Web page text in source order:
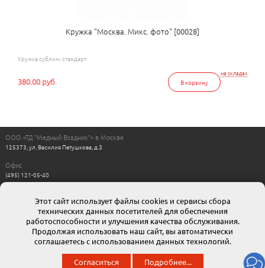
Кружка "Москва. Микс. фото" [00028]
Кружка сублим. стандарт
на складах
В корзину
380.00 руб
ООО «ТД "Медный Всадник"» в Москве
125373, ул. Василия Петушкова, д.3
Офис
(495) 121-05-40
Пн-Пт с 11:00 до 17:00
Интернет магазин
8-800-511-00-88
г. Москва: moskow@mvsadnik.ru
г. Санкт-Петербург: esales@mvsadnik.ru
© 2013 ООО ТД «Медный всадник». Мы представляем широчайший ассортимент полиграфической
Этот сайт использует файлы cookies и сервисы сбора
технических данных посетителей для обеспечения
работоспособности и улучшения качества обслуживания.
Продолжая использовать наш сайт, вы автоматически
соглашаетесь с использованием данных технологий.
Согласиться Подробнее...